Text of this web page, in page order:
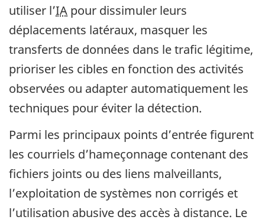
utiliser l’IA pour dissimuler leurs
déplacements latéraux, masquer les
transferts de données dans le trafic légitime,
prioriser les cibles en fonction des activités
observées ou adapter automatiquement les
techniques pour éviter la détection.
Parmi les principaux points d’entrée figurent
les courriels d’hameçonnage contenant des
fichiers joints ou des liens malveillants,
l’exploitation de systèmes non corrigés et
l’utilisation abusive des accès à distance. Le